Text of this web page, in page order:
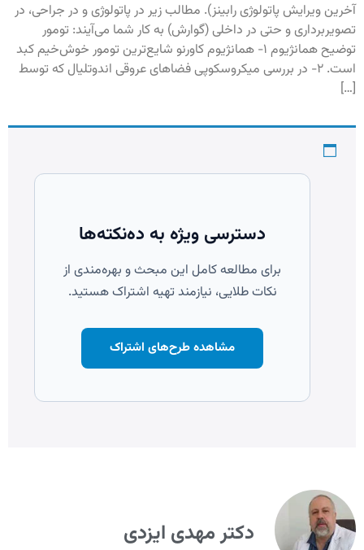
آخرین ویرایش پاتولوژی رابینز). مطالب زیر در پاتولوژی و در جراحی، در
تصویربرداری و حتی در داخلی (گوارش) به کار شما می‌آیند: تومور
توضیح همانژیوم ۱- همانژیوم کاورنو شایع‌ترین تومور خوش‌خیم کبد
است. ۲- در بررسی میکروسکوپی فضاهای عروقی اندوتلیال که توسط
[…]
دسترسی ویژه به ده‌نکته‌ها
برای مطالعه کامل این مبحث و بهره‌مندی از
نکات طلایی، نیازمند تهیه اشتراک هستید.
مشاهده طرح‌های اشتراک
دکتر مهدی ایزدی